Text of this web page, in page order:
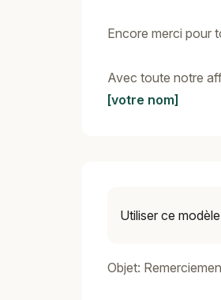
Encore merci pour
Avec toute notre
[votre nom]
Utiliser ce
Objet: